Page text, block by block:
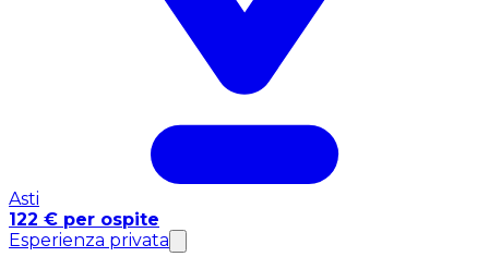
Asti
122 € per ospite
Esperienza privata